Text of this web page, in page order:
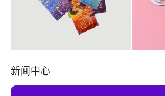
新闻中心